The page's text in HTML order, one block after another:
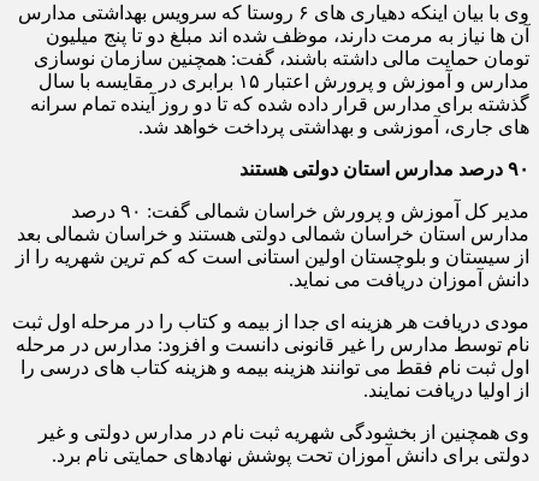
وی با بیان اینکه دهیاری های ۶ روستا که سرویس بهداشتی مدارس
آن ها نیاز به مرمت دارند، موظف شده اند مبلغ دو تا پنج میلیون
تومان حمایت مالی داشته باشند، گفت: همچنین سازمان نوسازی
مدارس و آموزش و پرورش اعتبار ۱۵ برابری در مقایسه با سال
گذشته برای مدارس قرار داده شده که تا دو روز آینده تمام سرانه
های جاری، آموزشی و بهداشتی پرداخت خواهد شد.
۹۰ درصد مدارس استان دولتی هستند
مدیر کل آموزش و پرورش خراسان شمالی گفت: ۹۰ درصد
مدارس استان خراسان شمالی دولتی هستند و خراسان شمالی بعد
از سیستان و بلوچستان اولین استانی است که کم ترین شهریه را از
دانش آموزان دریافت می نماید.
مودی دریافت هر هزینه ای جدا از بیمه و کتاب را در مرحله اول ثبت
نام توسط مدارس را غیر قانونی دانست و افزود: مدارس در مرحله
اول ثبت نام فقط می توانند هزینه بیمه و هزینه کتاب های درسی را
از اولیا دریافت نمایند.
وی همچنین از بخشودگی شهریه ثبت نام در مدارس دولتی و غیر
دولتی برای دانش آموزان تحت پوشش نهادهای حمایتی نام برد.